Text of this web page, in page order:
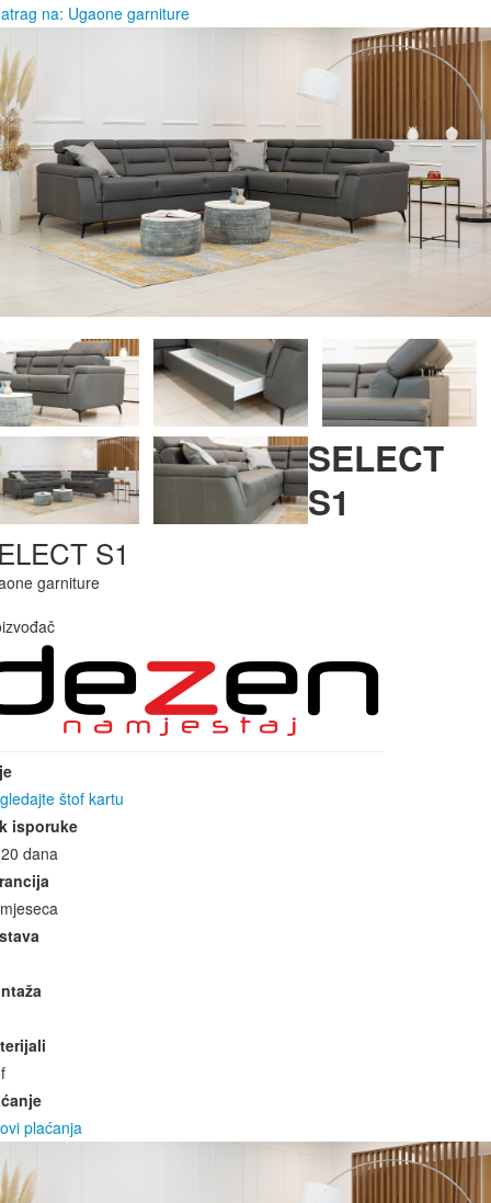
na: Ugaone garniture
SELECT
S1
S1
garniture
štof kartu
isporuke
dana
plaćanja